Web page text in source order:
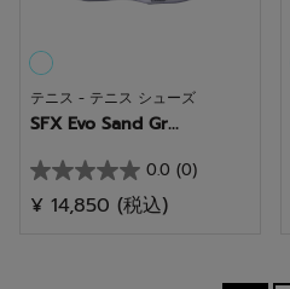
テニス - テニス シューズ
SFX Evo Sand Gr...
0.0 (0)
星
0.0
¥ 14,850 (税込)